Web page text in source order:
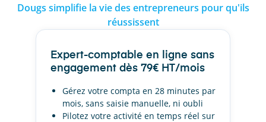
Dougs simplifie la vie des entrepreneurs pour qu'ils
réussissent
Expert-comptable en ligne sans
engagement dès 79€ HT/mois
Gérez votre compta en 28 minutes par
mois, sans saisie manuelle, ni oubli
Pilotez votre activité en temps réel sur